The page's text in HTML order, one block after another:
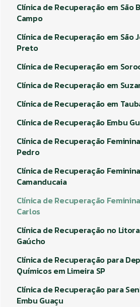
Clínica de Recuperação em São
Campo
Clínica de Recuperação em São
Preto
Clínica de Recuperação em
Clínica de Recuperação em
Clínica de Recuperação em
Clínica de Recuperação Embu
Clínica de Recuperação
Pedro
Clínica de Recuperação
Camanducaia
Clínica de Recuperação
Carlos
Clínica de Recuperação no
Gaúcho
Clínica de Recuperação para
Químicos em Limeira SP
Clínica de Recuperação para
Embu Guaçu